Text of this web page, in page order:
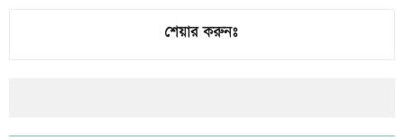
শেয়ার করুনঃ